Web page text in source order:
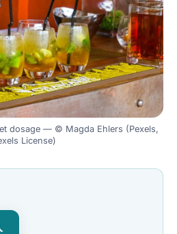
dosage — © Magda Ehlers (Pexels,
License)